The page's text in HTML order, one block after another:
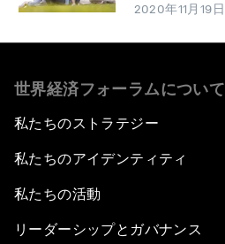
2020年11月19日
世界経済フォーラムについて
私たちのストラテジー
私たちのアイデンティティ
私たちの活動
リーダーシップとガバナンス